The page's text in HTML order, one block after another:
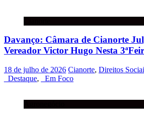
Davanço: Câmara de Cianorte
Vereador Victor Hugo Nesta
18 de julho de 2026 Cianorte, Direitos
_Destaque, _Em Foco